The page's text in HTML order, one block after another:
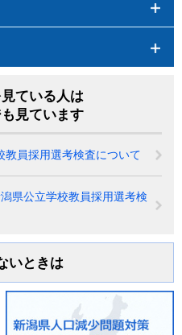
ている人は
見ています
員採用選考検査について
県公立学校教員採用選考検
いときは